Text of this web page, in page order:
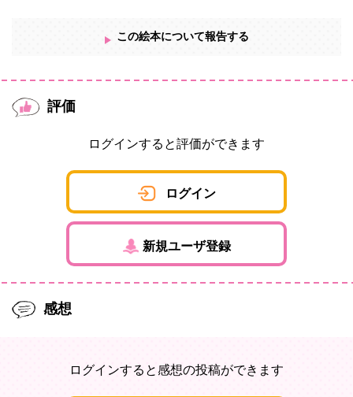
この絵本について報告する
評価
ログインすると評価ができます
ログイン
新規ユーザ登録
感想
ログインすると感想の投稿ができます